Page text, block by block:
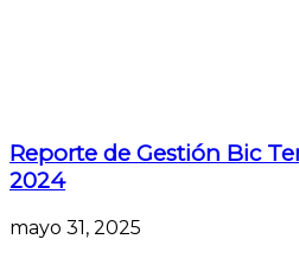
Reporte de Gestión Bic
2024
mayo 31, 2025